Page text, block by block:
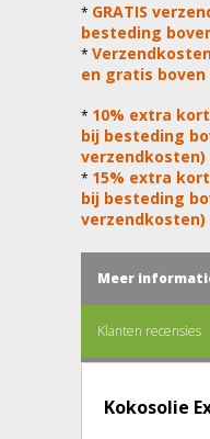
* GRATIS
besteding
*
en gratis boven
* 10% extra
bij besteding
verzendkosten)
* 15% extra
bij besteding
verzendkosten)
Meer
Klanten recensies
Kokosolie